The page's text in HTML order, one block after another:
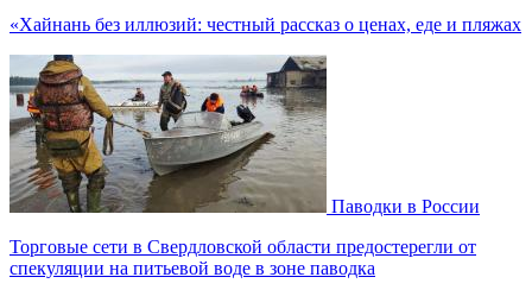
«Хайнань без иллюзий: честный рассказ о ценах, еде и пляжах
Паводки в России
Торговые сети в Свердловской области предостерегли от
спекуляции на питьевой воде в зоне паводка